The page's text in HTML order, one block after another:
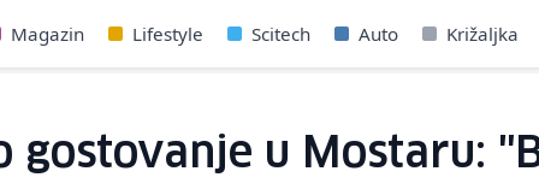
Magazin Lifestyle Scitech Auto Križaljka
gostovanje u Mostaru: